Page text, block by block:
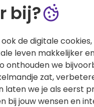
bij?
de digitale cookies,
leven makkelijker
onthouden we
zat,
laten we je als eerst
bij jouw wensen en